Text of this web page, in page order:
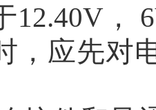
12.40V，
，应先对